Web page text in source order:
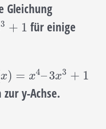
Gleichung
3 + 1 für einige
x) = x4–3x3 + 1
)=x 4– 3x3+1
y-Achse.